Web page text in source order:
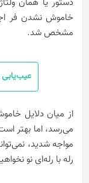
خاموش نشدن فر
مشخص شد.
عیب‌یابی
از میان دلایل
می‌رسد، اما بهتر
مواجه شدید،
رله با رله‌ای نو